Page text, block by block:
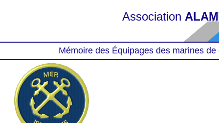
Association
Mémoire des Équipages des marines